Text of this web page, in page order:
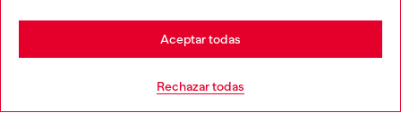
Rechazar todas
Aceptar todas